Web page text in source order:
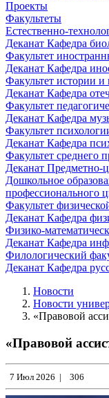
Проекты
Факультеты
Естественно-
Деканат Кафедра
Факультет
Деканат Кафедра
Факультет истории и
Деканат Кафедра
Факультет
Деканат Кафедра
Факультет
Деканат Кафедра
Факультет среднего
Деканат Предметно-
Дошкольное
профессионального
Факультет
Деканат Кафедра
Физико-
Деканат Кафедра
Филологический
Деканат Кафедра
Новости
Новости
«Правовой
«Правовой
7 Июл 2026 | 306